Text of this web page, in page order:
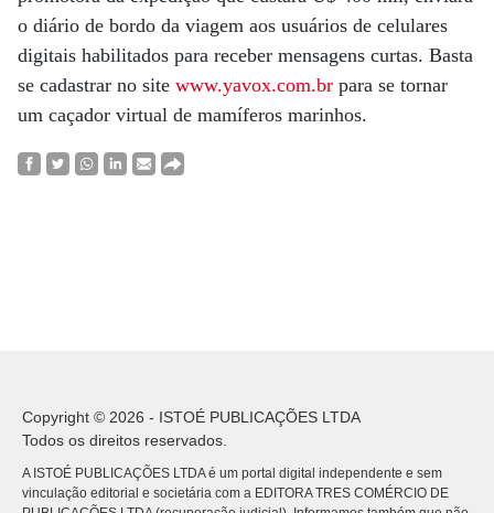
o diário de bordo da viagem aos usuários de celulares
digitais habilitados para receber mensagens curtas. Basta
se cadastrar no site www.yavox.com.br para se tornar
um caçador virtual de mamíferos marinhos.
Copyright © 2026 - ISTOÉ PUBLICAÇÕES LTDA
Todos os direitos reservados.
A ISTOÉ PUBLICAÇÕES LTDA é um portal digital independente e sem
vinculação editorial e societária com a EDITORA TRES COMÉRCIO DE